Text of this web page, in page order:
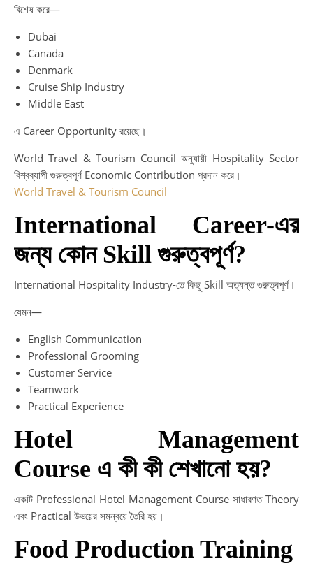
বিশেষ করে—
Dubai
Canada
Denmark
Cruise Ship Industry
Middle East
এ Career Opportunity রয়েছে।
World Travel & Tourism Council অনুযায়ী Hospitality Sector
বিশ্বব্যাপী গুরুত্বপূর্ণ Economic Contribution প্রদান করে।
World Travel & Tourism Council
International Career-এর
জন্য কোন Skill গুরুত্বপূর্ণ?
International Hospitality Industry-তে কিছু Skill অত্যন্ত গুরুত্বপূর্ণ।
যেমন—
English Communication
Professional Grooming
Customer Service
Teamwork
Practical Experience
Hotel Management
Course এ কী কী শেখানো হয়?
একটি Professional Hotel Management Course সাধারণত Theory
এবং Practical উভয়ের সমন্বয়ে তৈরি হয়।
Food Production Training